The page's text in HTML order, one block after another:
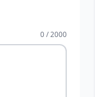
0 / 2000